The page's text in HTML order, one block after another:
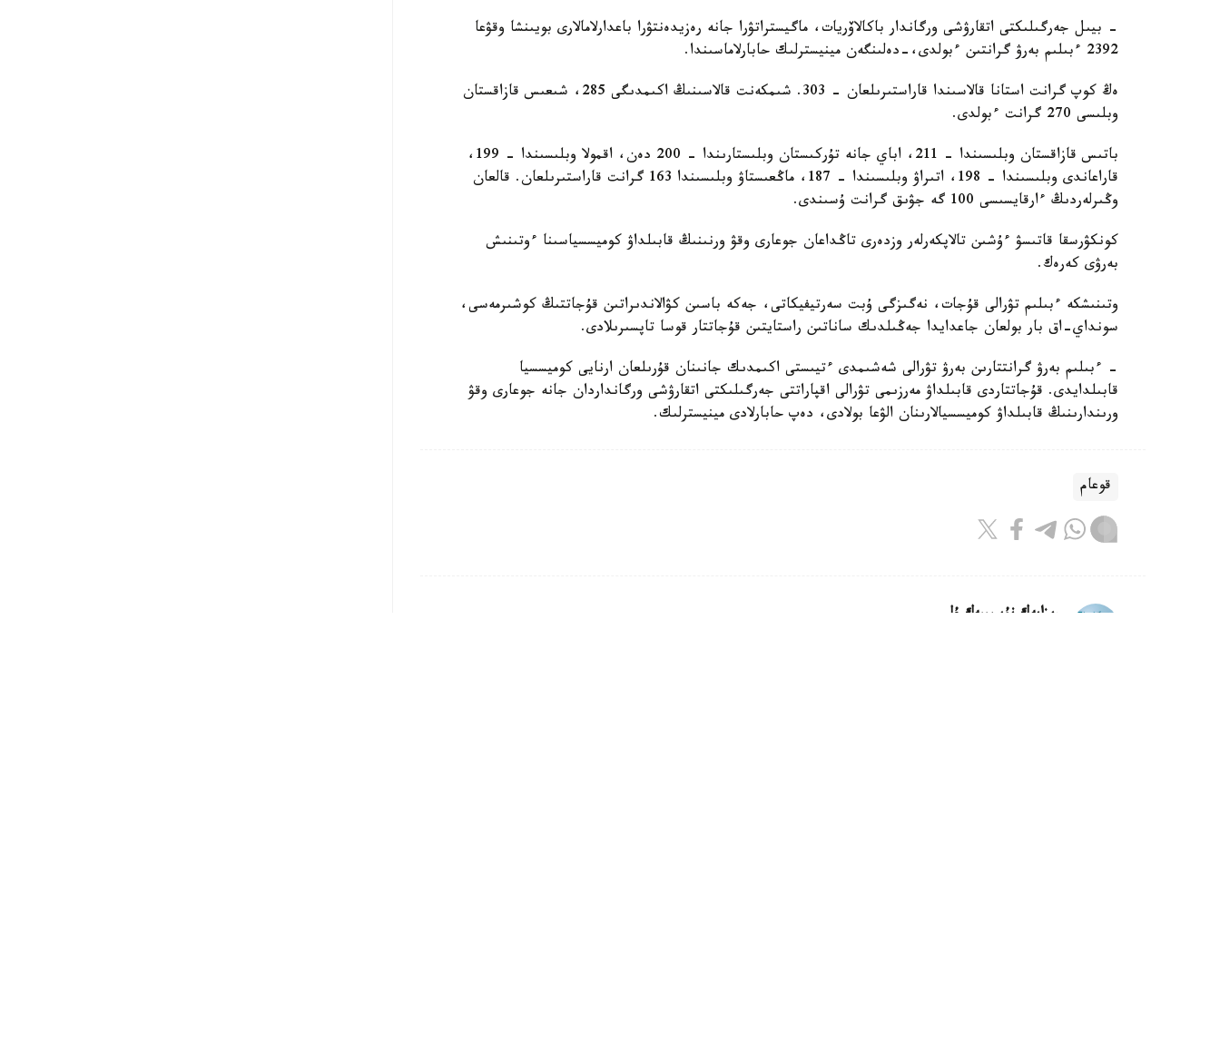
- بيىل جەرگىلىكتى اتقارۋشى ورگاندار باكالاۆريات، ماگيستراتۋرا جانە رەزيدەنتۋرا باعدارلامالارى بويىنشا وقۋعا
2392 ءبىلىم بەرۋ گرانتىن ءبولدى،-دەلىنگەن مينيسترلىك حابارلاماسىندا.
ەڭ كوپ گرانت استانا قالاسىندا قاراستىرىلعان - 303. شىمكەنت قالاسىنىڭ اكىمدىگى 285، شىعىس قازاقستان
وبلىسى 270 گرانت ءبولدى.
باتىس قازاقستان وبلىسىندا – 211، اباي جانە تۇركىستان وبلىستارىندا – 200 دەن، اقمولا وبلىسىندا – 199،
قاراعاندى وبلىسىندا – 198، اتىراۋ وبلىسىندا – 187، ماڭعىستاۋ وبلىسىندا 163 گرانت قاراستىرىلعان. قالعان
وڭىرلەردىڭ ءارقايسىسى 100 گە جۋىق گرانت ۇسىندى.
كونكۋرسقا قاتىسۋ ءۇشىن تالاپكەرلەر وزدەرى تاڭداعان جوعارى وقۋ ورنىنىڭ قابىلداۋ كوميسسياسىنا ءوتىنىش
بەرۋى كەرەك.
وتىنىشكە ءبىلىم تۋرالى قۇجات، نەگىزگى ۇبت سەرتيفيكاتى، جەكە باسىن كۋالاندىراتىن قۇجاتتىڭ كوشىرمەسى،
سونداي-اق بار بولعان جاعدايدا جەڭىلدىك ساناتىن راستايتىن قۇجاتتار قوسا تاپسىرىلادى.
- ءبىلىم بەرۋ گرانتتارىن بەرۋ تۋرالى شەشىمدى ءتيىستى اكىمدىك جانىنان قۇرىلعان ارنايى كوميسسيا
قابىلدايدى. قۇجاتتاردى قابىلداۋ مەرزىمى تۋرالى اقپاراتتى جەرگىلىكتى اتقارۋشى ورگانداردان جانە جوعارى وقۋ
ورىندارىنىڭ قابىلداۋ كوميسسيالارىنان الۋعا بولادى، دەپ حابارلادى مينيسترلىك.
قوعام
ريزابەك نۇسىپبەك ۇلى